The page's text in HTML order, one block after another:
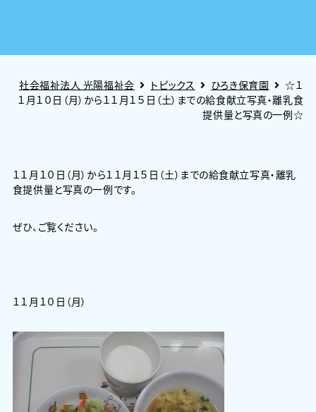
社会福祉法人 光陽福祉会 トピックス ひろき保育園
☆１
１月１０日（月）から１１月１５日（土）までの給食献立写真・離乳食
提供量と写真の一例☆
１１月１０日（月）から１１月１５日（土）までの給食献立写真・離乳
食提供量と写真の一例です。
ぜひ、ご覧ください。
１１月１０日（月）